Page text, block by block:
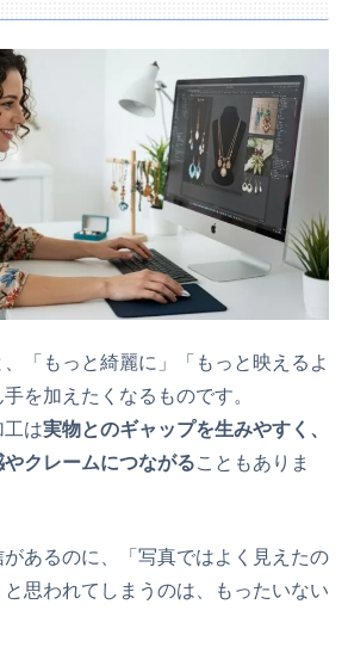
「もっと綺麗に」「もっと映えるよ
を加えたくなるものです。
工は実物とのギャップを生みやすく、
クレームにつながることもありま
あるのに、「写真ではよく見えたの
思われてしまうのは、もったいない